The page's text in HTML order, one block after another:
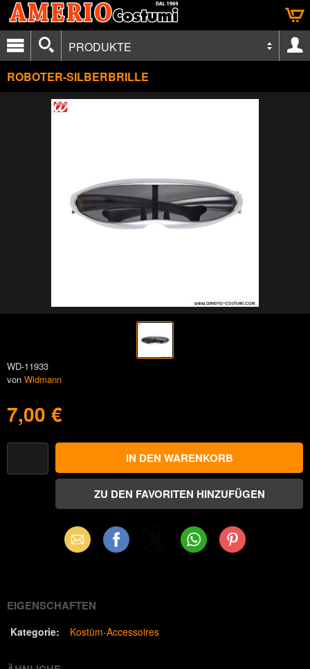
PRODUKTE
ROBOTER-SILBERBRILLE
WD-11933
von Widmann
7,00 €
Email Facebook WhatsAppPinterest
EIGENSCHAFTEN
Kategorie: Kostüm-Accessoires